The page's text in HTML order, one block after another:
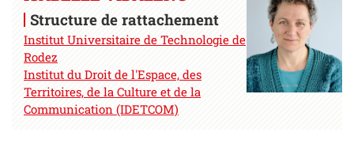
Structure de rattachement
Institut Universitaire de Technologie de
Rodez
Institut du Droit de l'Espace, des
Territoires, de la Culture et de la
Communication (IDETCOM)